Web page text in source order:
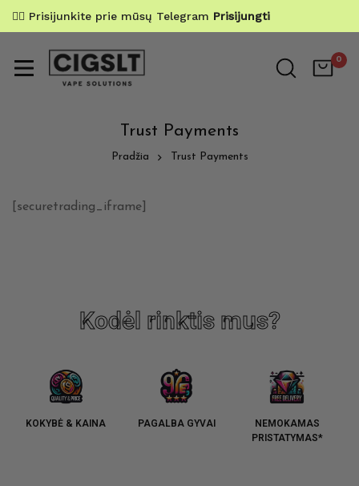
✌🏼 Prisijunkite prie mūsų Telegram Prisijungti
0
Trust Payments
Pradžia Trust Payments
[securetrading_iframe]
Kodėl rinktis mus?
KOKYBĖ & KAINA PAGALBA GYVAI
NEMOKAMAS
PRISTATYMAS*